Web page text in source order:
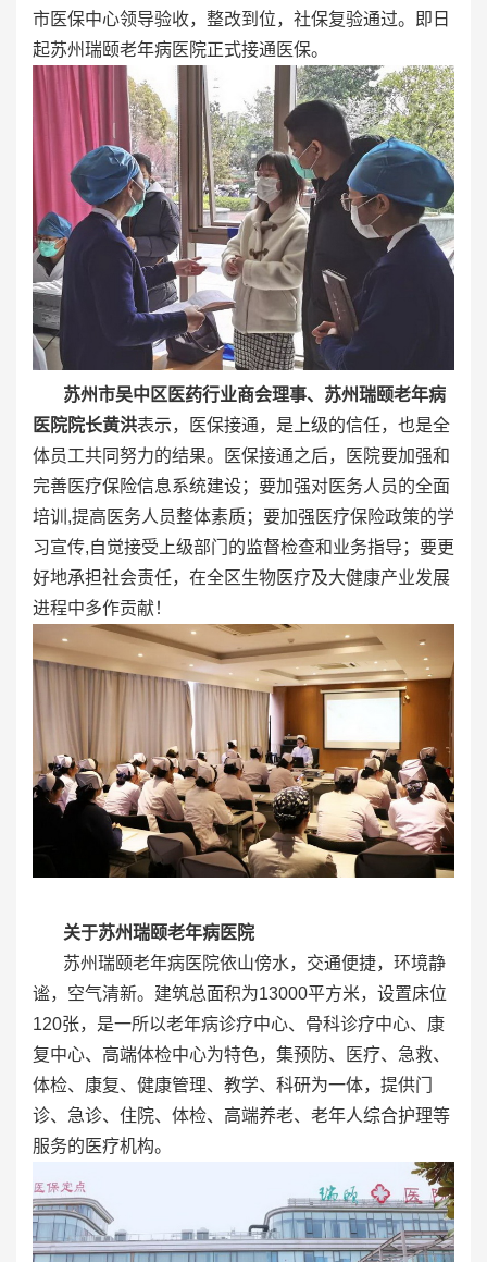
市医保中心领导验收，整改到位，社保复验通过。即日
起苏州瑞颐老年病医院正式接通医保。
苏州市吴中区医药行业商会理事、苏州瑞颐老年病
医院院长黄洪表示，医保接通，是上级的信任，也是全
体员工共同努力的结果。医保接通之后，医院要加强和
完善医疗保险信息系统建设；要加强对医务人员的全面
培训,提高医务人员整体素质；要加强医疗保险政策的学
习宣传,自觉接受上级部门的监督检查和业务指导；要更
好地承担社会责任，在全区生物医疗及大健康产业发展
进程中多作贡献！
关于苏州瑞颐老年病医院
苏州瑞颐老年病医院依山傍水，交通便捷，环境静
谧，空气清新。建筑总面积为13000平方米，设置床位
120张，是一所以老年病诊疗中心、骨科诊疗中心、康
复中心、高端体检中心为特色，集预防、医疗、急救、
体检、康复、健康管理、教学、科研为一体，提供门
诊、急诊、住院、体检、高端养老、老年人综合护理等
服务的医疗机构。